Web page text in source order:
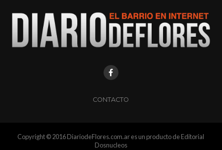
CONTACTO
Copyright © 2016 DiariodeFlores.com.ar es un producto de Editorial
Dosnucleos